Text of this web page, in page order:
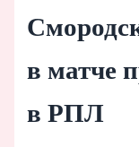
в матче
в РПЛ